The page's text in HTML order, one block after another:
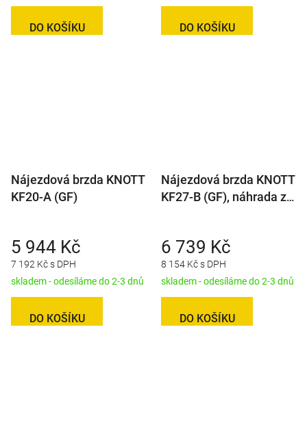
DO KOŠÍKU DO KOŠÍKU
Nájezdová brzda KNOTT
KF20-A (GF)
7 192 Kč s DPH
5 944 Kč
skladem - odesíláme do 2-3 dnů
DO KOŠÍKU
Nájezdová brzda KNOTT
KF27-B (GF), náhrada za
8 154 Kč s DPH
6 739 Kč
skladem - odesíláme do 2-3 dnů
DO KOŠÍKU